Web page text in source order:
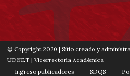
© Copyright 2020 | Sitio creado y
UDNET | Vicerrectoría Académica
Ingreso publicadores
SDQS